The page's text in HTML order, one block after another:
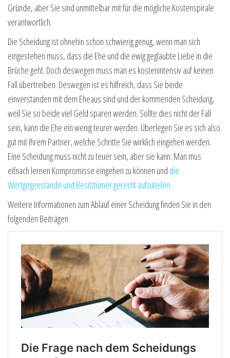
Gründe, aber Sie sind unmittelbar mit für die mögliche Kostenspirale
verantwortlich.
Die Scheidung ist ohnehin schon schwierig genug, wenn man sich
eingestehen muss, dass die Ehe und die ewig geglaubte Liebe in die
Brüche geht. Doch deswegen muss man es kostenintensiv auf keinen
Fall übertreiben. Deswegen ist es hilfreich, dass Sie beide
einverstanden mit dem Eheaus sind und der kommenden Scheidung,
weil Sie so beide viel Geld sparen werden. Sollte dies nicht der Fall
sein, kann die Ehe ein wenig teurer werden. Überlegen Sie es sich also
gut mit Ihrem Partner, welche Schritte Sie wirklich eingehen werden.
Eine Scheidung muss nicht zu teuer sein, aber sie kann. Man mus
eifnach lernen Kompromisse eingehen zu können und die
Wertgegenstände und Besitztümer gerecht aufzuteilen.
Weitere Informationen zum Ablauf einer Scheidung finden Sie in den
folgenden Beiträgen